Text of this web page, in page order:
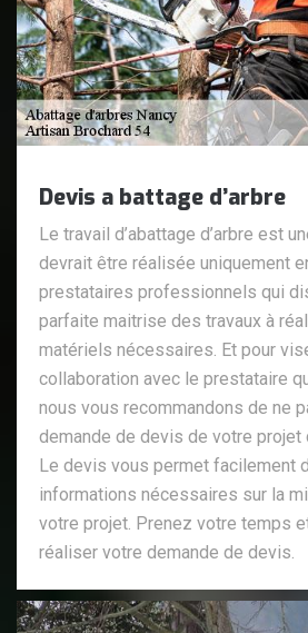
Devis a battage d’arbre
Le travail d’abattage d’arbre est
devrait être réalisée uniquement
prestataires professionnels qui
parfaite maitrise des travaux à
matériels nécessaires. Et pour
collaboration avec le prestataire
nous vous recommandons de ne
demande de devis de votre projet
Le devis vous permet facilement
informations nécessaires sur la
votre projet. Prenez votre temps
réaliser votre demande de devis.